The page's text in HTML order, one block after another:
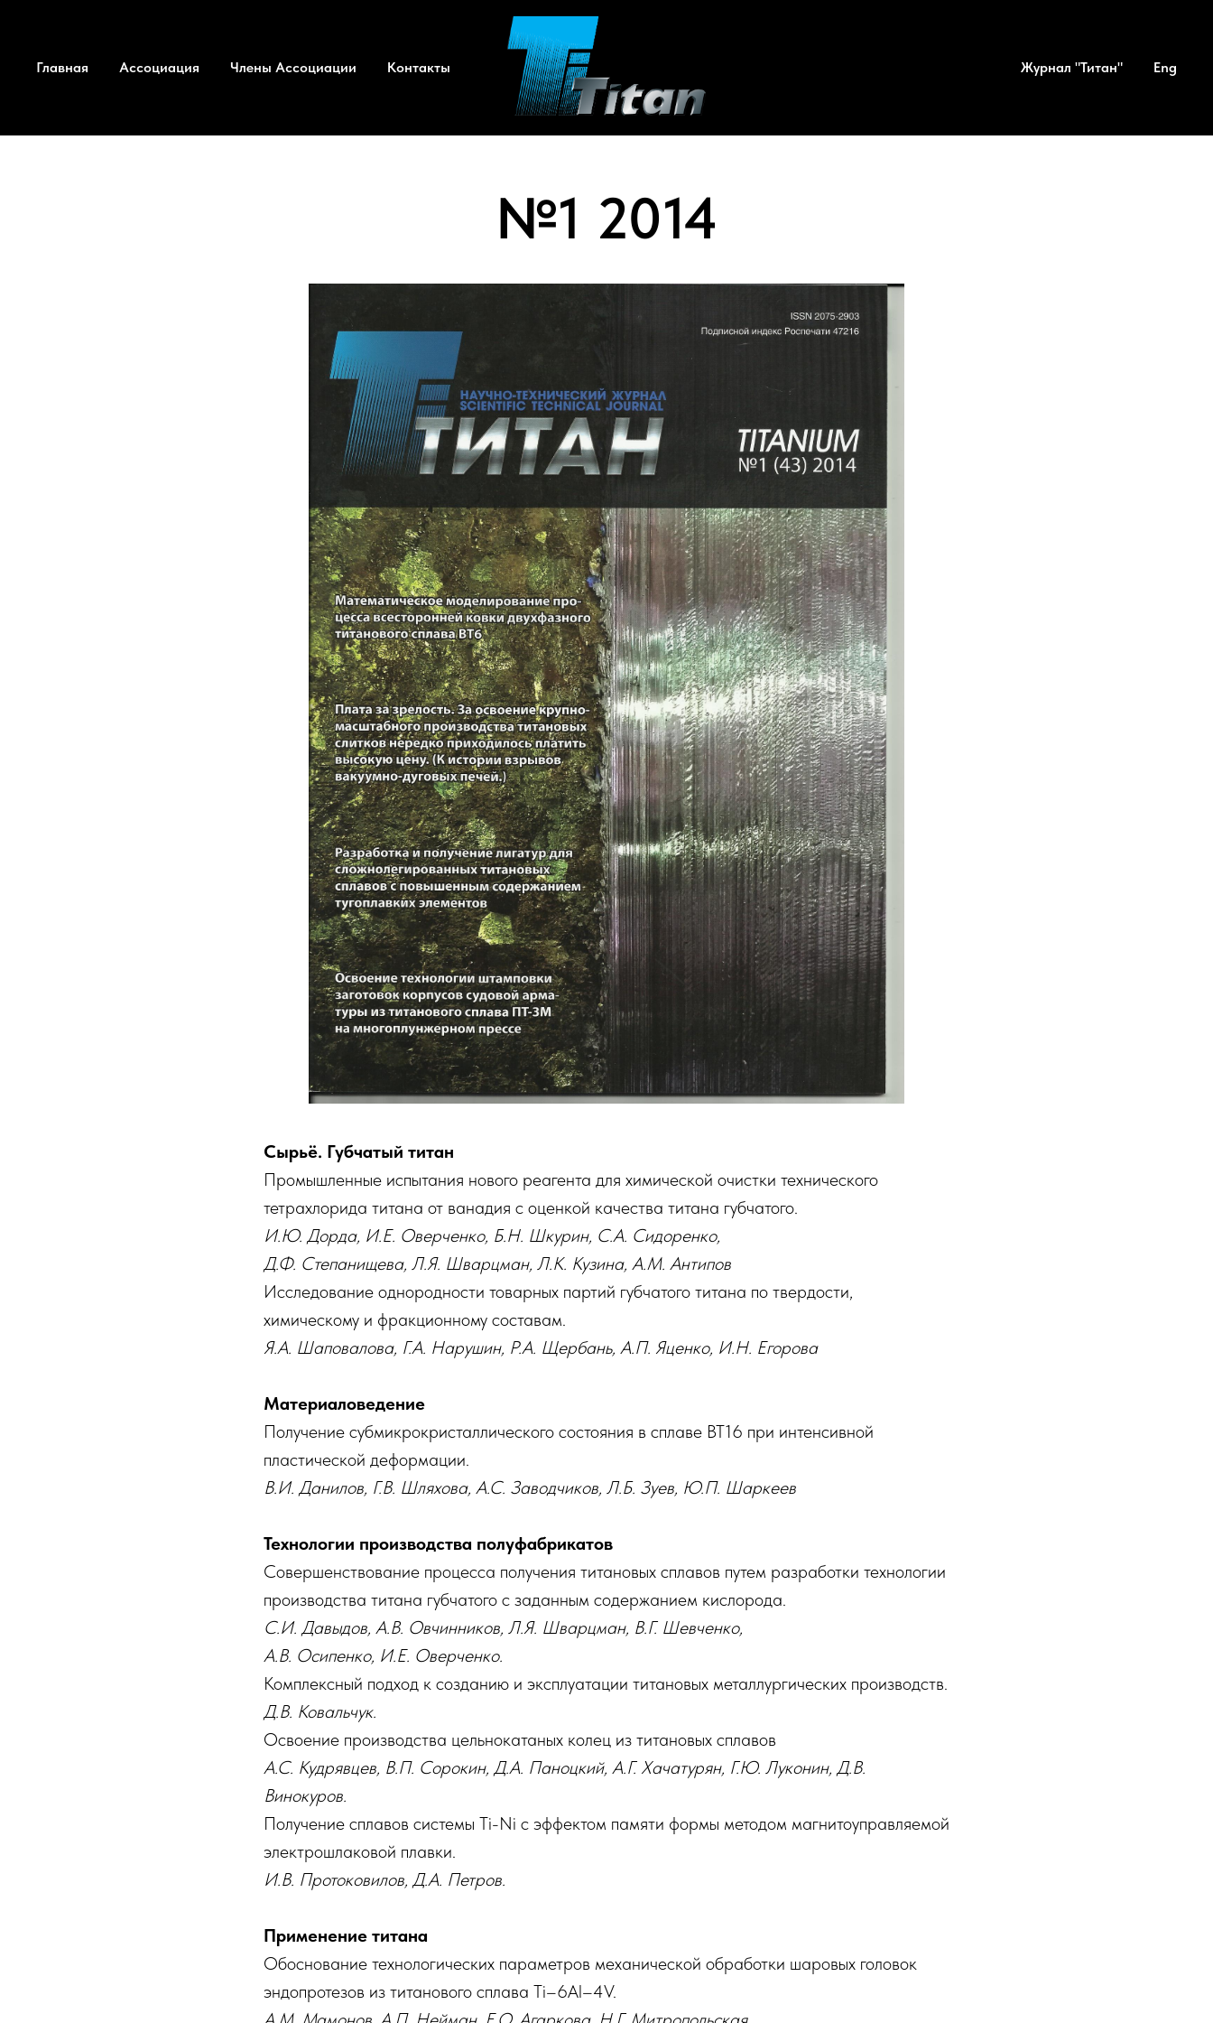
Главная Ассоциация Члены Ассоциации Контакты Журнал "Титан" Eng
№1 2014
Сырьё. Губчатый титан
Промышленные испытания нового реагента для химической очистки технического
тетрахлорида титана от ванадия с оценкой качества титана губчатого.
И.Ю. Дорда, И.Е. Оверченко, Б.Н. Шкурин, С.А. Сидоренко,
Д.Ф. Степанищева, Л.Я. Шварцман, Л.К. Кузина, А.М. Антипов
Исследование однородности товарных партий губчатого титана по твердости,
химическому и фракционному составам.
Я.А. Шаповалова, Г.А. Нарушин, Р.А. Щербань, А.П. Яценко, И.Н. Егорова
Материаловедение
Получение субмикрокристаллического состояния в сплаве ВТ16 при интенсивной
пластической деформации.
В.И. Данилов, Г.В. Шляхова, А.С. Заводчиков, Л.Б. Зуев, Ю.П. Шаркеев
Технологии производства полуфабрикатов
Совершенствование процесса получения титановых сплавов путем разработки технологии
производства титана губчатого с заданным содержанием кислорода.
С.И. Давыдов, А.В. Овчинников, Л.Я. Шварцман, В.Г. Шевченко,
А.В. Осипенко, И.Е. Оверченко.
Комплексный подход к созданию и эксплуатации титановых металлургических производств.
Д.В. Ковальчук.
Освоение производства цельнокатаных колец из титановых сплавов
А.С. Кудрявцев, В.П. Сорокин, Д.А. Паноцкий, А.Г. Хачатурян, Г.Ю. Луконин, Д.В.
Винокуров.
Получение сплавов системы Ti-Ni с эффектом памяти формы методом магнитоуправляемой
электрошлаковой плавки.
И.В. Протоковилов, Д.А. Петров.
Применение титана
Обоснование технологических параметров механической обработки шаровых головок
эндопротезов из титанового сплава Ti–6Al–4V.